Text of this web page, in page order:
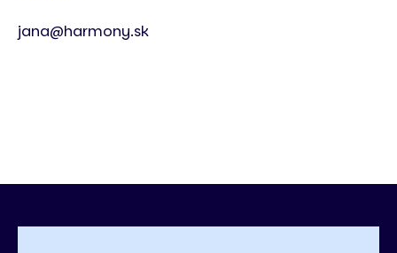
jana@harmony.sk